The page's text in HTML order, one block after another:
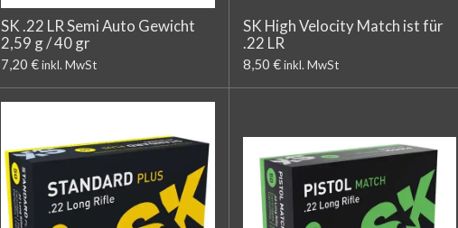
SK .22 LR Semi Auto Gewicht
2,59 g / 40 gr
7,20 € inkl. MwSt
SK High Velocity Match ist für
.22 LR
8,50 € inkl. MwSt